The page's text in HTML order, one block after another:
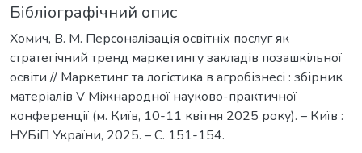
Бібліографічний опис
Хомич, В. М. Персоналізація освітніх послуг як
стратегічний тренд маркетингу закладів позашкільної
освіти // Маркетинг та логістика в агробізнесі : збірник
матеріалів V Міжнародної науково-практичної
конференції (м. Київ, 10-11 квітня 2025 року). – Київ :
НУБіП України, 2025. – С. 151-154.